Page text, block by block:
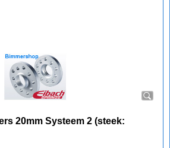
20mm Systeem 2 (steek: